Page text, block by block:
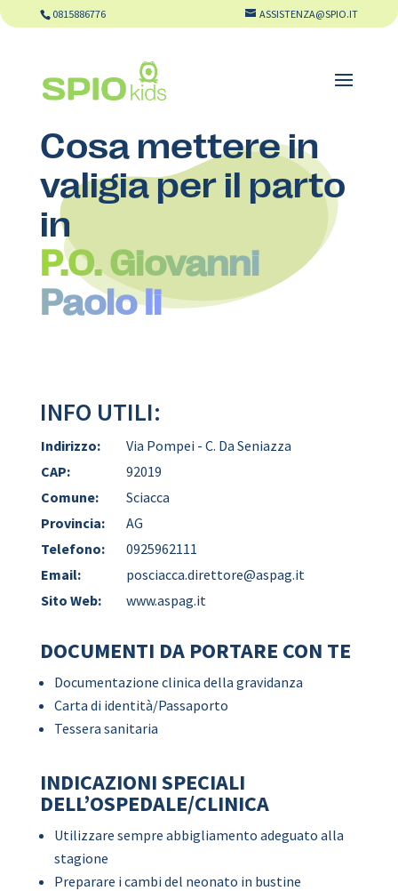
0815886776 ASSISTENZA@SPIO.IT
Cosa mettere in
valigia per il parto
in
P.O. Giovanni
Paolo Ii
INFO UTILI:
Indirizzo:
Via Pompei - C. Da Seniazza
CAP:
92019
Comune:
Sciacca
Provincia:
AG
Telefono:
0925962111
Email:
posciacca.direttore@aspag.it
Sito Web:
www.aspag.it
DOCUMENTI DA PORTARE CON TE
Documentazione clinica della gravidanza
Carta di identità/Passaporto
Tessera sanitaria
INDICAZIONI SPECIALI
DELL’OSPEDALE/CLINICA
Utilizzare sempre abbigliamento adeguato alla
stagione
Preparare i cambi del neonato in bustine